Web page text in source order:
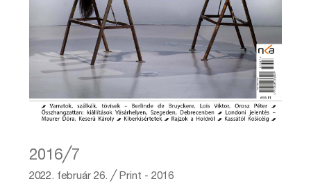
2016╱7
2022. február 26. ╱ Print - 2016